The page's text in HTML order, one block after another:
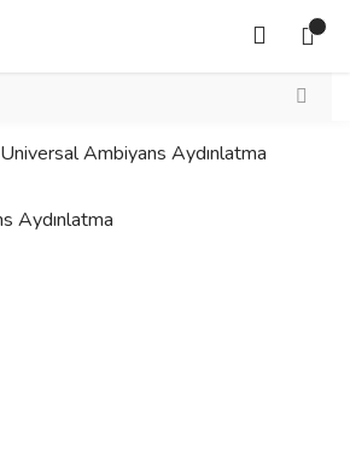
Universal Ambiyans Aydınlatma